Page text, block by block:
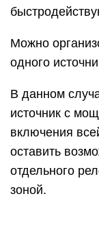
управлению
мотора могут
некоторые из